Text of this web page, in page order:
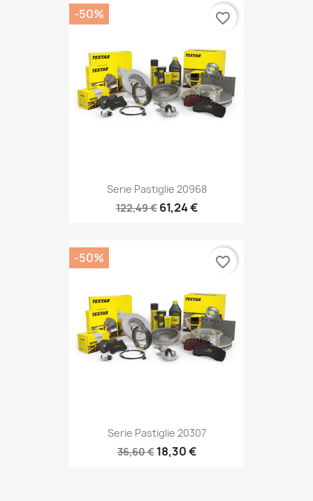
Serie Pastiglie 20968
122,49 € 61,24 €
-50% favorite_border
Serie Pastiglie 20307
36,60 € 18,30 €
-50% favorite_border